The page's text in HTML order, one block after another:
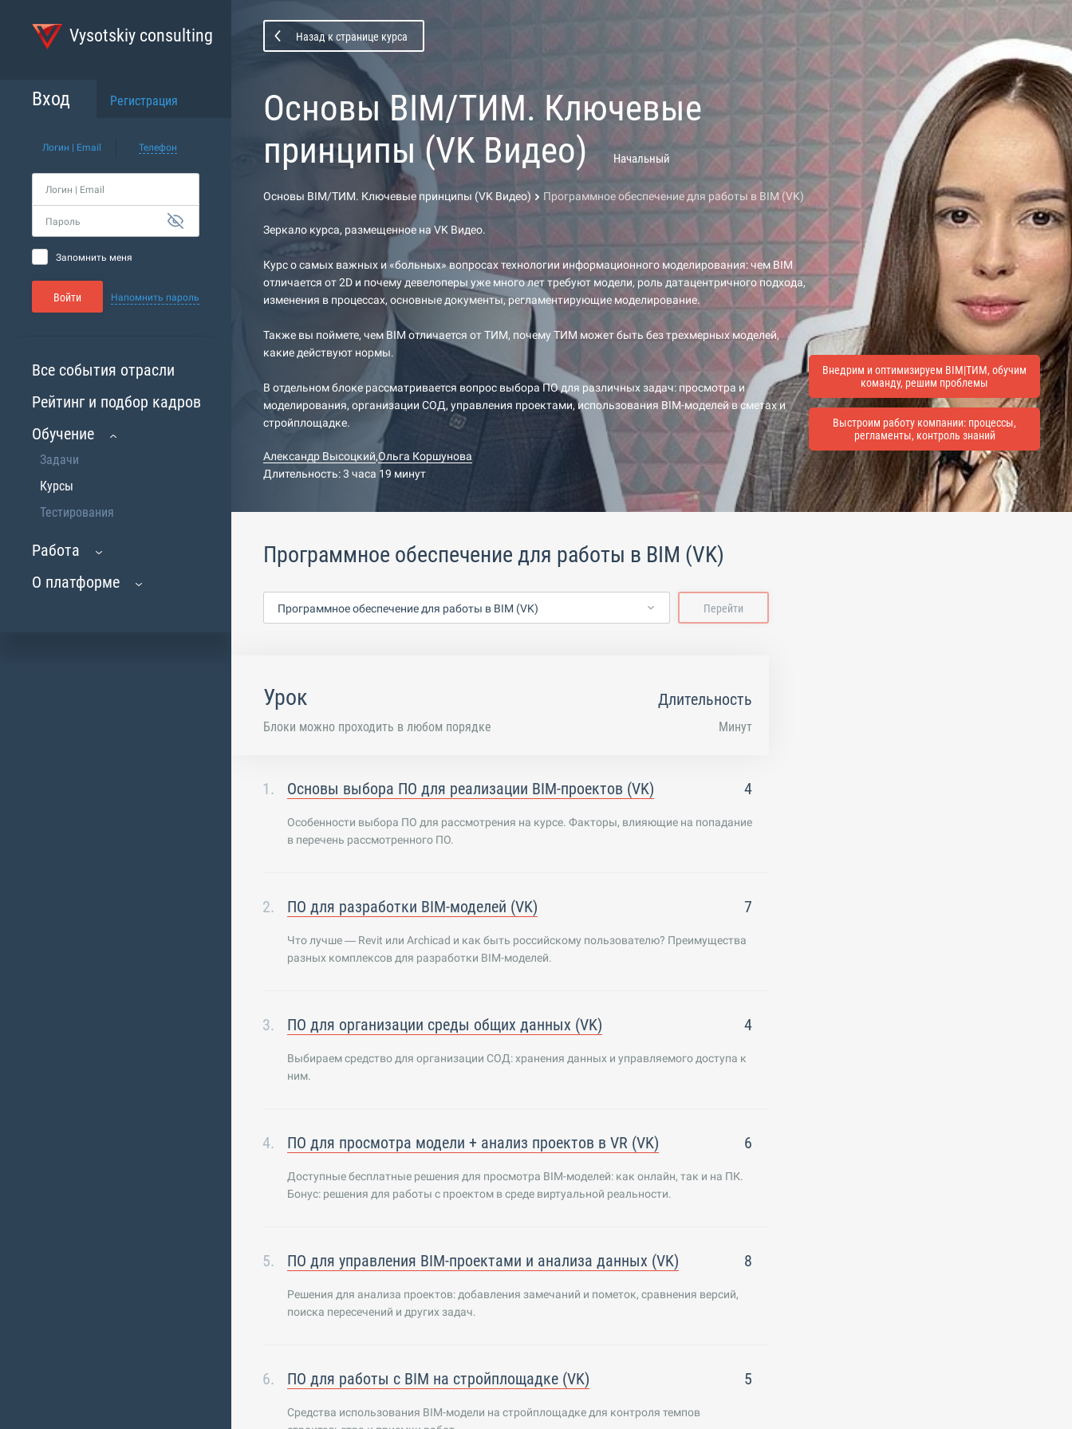
Vysotskiy consulting
Вход Регистрация
Логин | Email Телефон
Логин | Email
Пароль
Запомнить меня
Войти Напомнить пароль
Все события отрасли
Рейтинг и подбор кадров
Обучение
Задачи
Курсы
Тестирования
Работа
О платформе
Назад к странице курса
Основы BIM/ТИМ. Ключевые
принципы (VK Видео)
Начальный
Основы BIM/ТИМ. Ключевые принципы (VK Видео) Программное обеспечение для работы в BIM (VK)
Зеркало курса, размещенное на VK Видео.
Курс о самых важных и «больных» вопросах технологии информационного моделирования: чем BIM
отличается от 2D и почему девелоперы уже много лет требуют модели, роль датацентричного подхода,
изменения в процессах, основные документы, регламентирующие моделирование.
Также вы поймете, чем BIM отличается от ТИМ, почему ТИМ может быть без трехмерных моделей,
какие действуют нормы.
В отдельном блоке рассматривается вопрос выбора ПО для различных задач: просмотра и
моделирования, организации СОД, управления проектами, использования BIM-моделей в сметах и
стройплощадке.
Александр Высоцкий,Ольга Коршунова
Длительность: 3 часа 19 минут
Внедрим и оптимизируем BIM|ТИМ, обучим
команду, решим проблемы
Выстроим работу компании: процессы,
регламенты, контроль знаний
Программное обеспечение для работы в BIM (VK)
Программное обеспечение для работы в BIM (VK) Перейти
Урок
Блоки можно проходить в любом порядке
Длительность
Минут
Основы выбора ПО для реализации BIM-проектов (VK) 4
Особенности выбора ПО для рассмотрения на курсе. Факторы, влияющие на попадание
в перечень рассмотренного ПО.
ПО для разработки BIM-моделей (VK) 7
Что лучше — Revit или Archicad и как быть российскому пользователю? Преимущества
разных комплексов для разработки BIM-моделей.
ПО для организации среды общих данных (VK) 4
Выбираем средство для организации СОД: хранения данных и управляемого доступа к
ним.
ПО для просмотра модели + анализ проектов в VR (VK) 6
Доступные бесплатные решения для просмотра BIM-моделей: как онлайн, так и на ПК.
Бонус: решения для работы с проектом в среде виртуальной реальности.
ПО для управления BIM-проектами и анализа данных (VK) 8
Решения для анализа проектов: добавления замечаний и пометок, сравнения версий,
поиска пересечений и других задач.
ПО для работы с BIM на стройплощадке (VK) 5
Средства использования BIM-модели на стройплощадке для контроля темпов